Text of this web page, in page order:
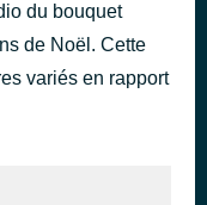
il y a 31 minutes
du bouquet
de Noël. Cette
variés en rapport